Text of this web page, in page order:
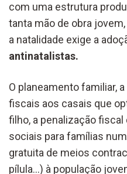
com uma estrutura
tanta mão de obra
a natalidade exige a
antinatalistas.
O planeamento familiar,
fiscais aos casais que
filho, a penalização fiscal
sociais para famílias
gratuita de meios
pílula…) à população